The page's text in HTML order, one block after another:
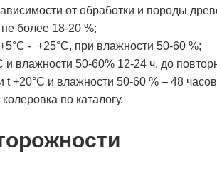
от обработки и породы
более 18-20 %;
- +25°С, при влажности 50-60 %;
влажности 50-60% 12-24 ч. до
+20°С и влажности 50-60 % – 48
по каталогу.